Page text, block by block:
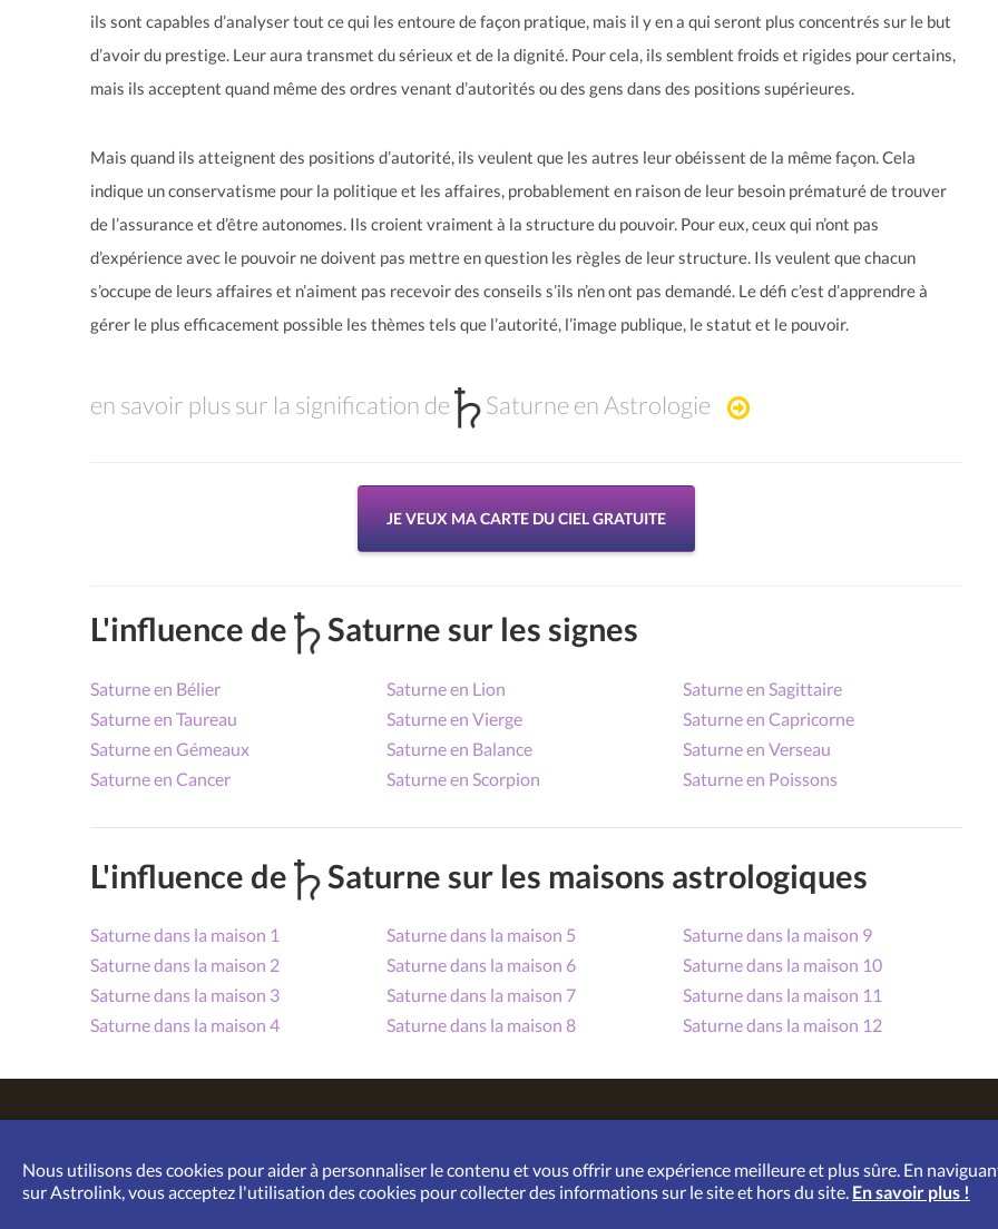
ils sont capables d’analyser tout ce qui les entoure de façon pratique, mais il y en a qui seront plus concentrés sur le but
d’avoir du prestige. Leur aura transmet du sérieux et de la dignité. Pour cela, ils semblent froids et rigides pour certains,
mais ils acceptent quand même des ordres venant d’autorités ou des gens dans des positions supérieures.
Mais quand ils atteignent des positions d’autorité, ils veulent que les autres leur obéissent de la même façon. Cela
indique un conservatisme pour la politique et les affaires, probablement en raison de leur besoin prématuré de trouver
de l’assurance et d’être autonomes. Ils croient vraiment à la structure du pouvoir. Pour eux, ceux qui n’ont pas
d’expérience avec le pouvoir ne doivent pas mettre en question les règles de leur structure. Ils veulent que chacun
s’occupe de leurs affaires et n’aiment pas recevoir des conseils s’ils n’en ont pas demandé. Le défi c’est d’apprendre à
gérer le plus efficacement possible les thèmes tels que l’autorité, l’image publique, le statut et le pouvoir.
en savoir plus sur la signification de Saturne en Astrologie
JE VEUX MA CARTE DU CIEL GRATUITE
L'influence de Saturne sur les signes
Saturne en Bélier
Saturne en Taureau
Saturne en Gémeaux
Saturne en Cancer
Saturne en Lion
Saturne en Vierge
Saturne en Balance
Saturne en Scorpion
Saturne en Sagittaire
Saturne en Capricorne
Saturne en Verseau
Saturne en Poissons
L'influence de Saturne sur les maisons astrologiques
Saturne dans la maison 1
Saturne dans la maison 2
Saturne dans la maison 3
Saturne dans la maison 4
Saturne dans la maison 5
Saturne dans la maison 6
Saturne dans la maison 7
Saturne dans la maison 8
Saturne dans la maison 9
Saturne dans la maison 10
Saturne dans la maison 11
Saturne dans la maison 12
Nous utilisons des cookies pour aider à personnaliser le contenu et vous offrir une expérience meilleure et plus sûre. En
sur Astrolink, vous acceptez l'utilisation des cookies pour collecter des informations sur le site et hors du site. En savoir plus !